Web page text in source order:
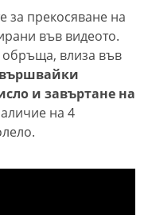
за прекосяване на
във видеото.
обръща, влиза във
и завъртане на
на 4